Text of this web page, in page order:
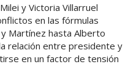
y Victoria Villarruel
en las fórmulas
Martínez hasta Alberto
relación entre presidente y
en un factor de tensión